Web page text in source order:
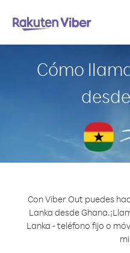
Cómo
Con Viber Out puedes
Lanka desde Ghana.
Lanka - teléfono fijo o